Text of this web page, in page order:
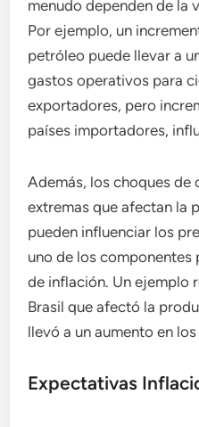
menudo dependen de la
Por ejemplo, un
petróleo puede llevar a
gastos operativos para
exportadores, pero
países importadores,
Además, los choques de
extremas que afectan la
pueden influenciar los
uno de los componentes
de inflación. Un ejemplo
Brasil que afectó la
llevó a un aumento en
Expectativas